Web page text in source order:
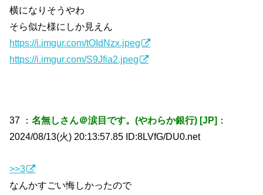
横になりそうやわ
そら似た様にしか見えん
https://i.imgur.com/tOIdNzx.jpeg
https://i.imgur.com/S9Jfia2.jpeg
37 ：名無しさん＠涙目です。(やわらか銀行) [JP] ：
2024/08/13(火) 20:13:57.85 ID:8LVfG/DU0.net
>>3
なんかすごい悔しかったので